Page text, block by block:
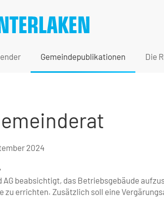
Gemeindepublikationen Die
2024
AG beabsichtigt, das Betriebsgebäude
zu errichten. Zusätzlich soll eine